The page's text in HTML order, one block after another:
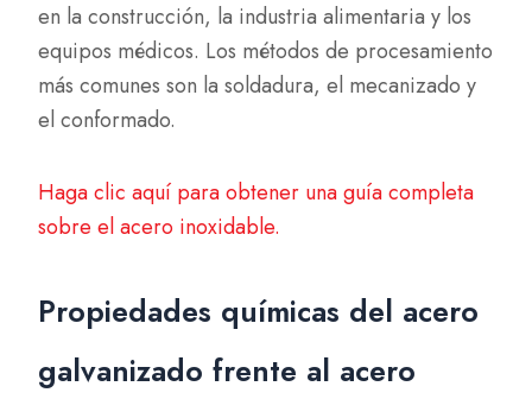
en la construcción, la industria alimentaria y los
equipos médicos. Los métodos de procesamiento
más comunes son la soldadura, el mecanizado y
el conformado.
Haga clic aquí para obtener una guía completa
sobre el acero inoxidable.
Propiedades químicas del acero
galvanizado frente al acero